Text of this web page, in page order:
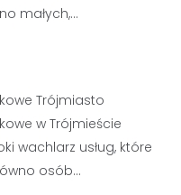
małych,…
Trójmiasto
w Trójmieście
wachlarz usług, które
osób…